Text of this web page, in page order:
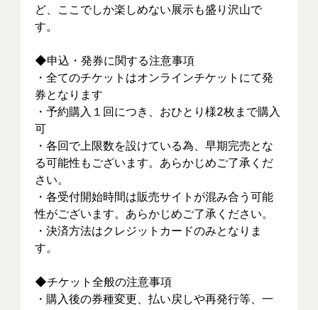
ど、ここでしか楽しめない展示も盛り沢山で
す。
◆申込・発券に関する注意事項
・全てのチケットはオンラインチケットにて発
券となります
・予約購入１回につき、おひとり様2枚まで購入
可
・各回で上限数を設けている為、早期完売とな
る可能性もございます。あらかじめご了承くだ
さい。
・各受付開始時間は販売サイトが混み合う可能
性がございます。あらかじめご了承ください。
・決済方法はクレジットカードのみとなりま
す。
◆チケット全般の注意事項
・購入後の券種変更、払い戻しや再発行等、一